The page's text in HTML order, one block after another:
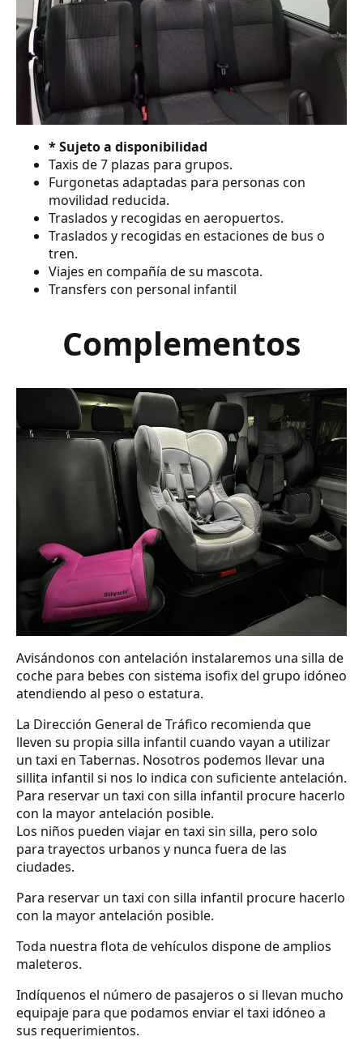
* Sujeto a disponibilidad
Taxis de 7 plazas para grupos.
Furgonetas adaptadas para personas con
movilidad reducida.
Traslados y recogidas en aeropuertos.
Traslados y recogidas en estaciones de bus o
tren.
Viajes en compañía de su mascota.
Transfers con personal infantil
Complementos
Avisándonos con antelación instalaremos una silla de
coche para bebes con sistema isofix del grupo idóneo
atendiendo al peso o estatura.
La Dirección General de Tráfico recomienda que
lleven su propia silla infantil cuando vayan a utilizar
un taxi en Tabernas. Nosotros podemos llevar una
sillita infantil si nos lo indica con suficiente antelación.
Para reservar un taxi con silla infantil procure hacerlo
con la mayor antelación posible.
Los niños pueden viajar en taxi sin silla, pero solo
para trayectos urbanos y nunca fuera de las
ciudades.
Para reservar un taxi con silla infantil procure hacerlo
con la mayor antelación posible.
Toda nuestra flota de vehículos dispone de amplios
maleteros.
Indíquenos el número de pasajeros o si llevan mucho
equipaje para que podamos enviar el taxi idóneo a
sus requerimientos.